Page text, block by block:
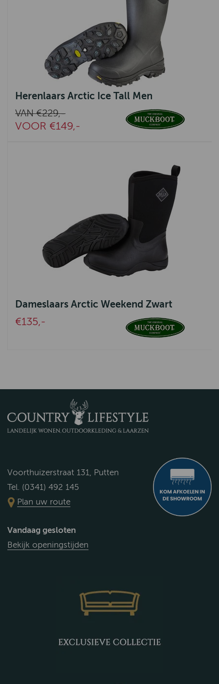
Herenlaars Arctic Ice Tall Men
VAN €229,-
VOOR €149,-
Dameslaars Arctic Weekend Zwart
€135,-
Voorthuizerstraat 131, Putten
Tel. (0341) 492 145
Plan uw route
Vandaag gesloten
Bekijk openingstijden